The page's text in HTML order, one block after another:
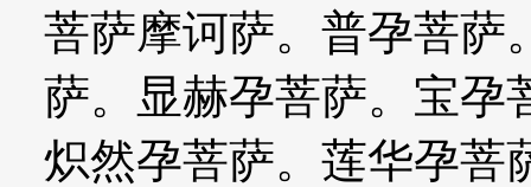
菩萨摩诃萨。普孕菩萨
萨。显赫孕菩萨。宝孕
炽然孕菩萨。莲华孕菩